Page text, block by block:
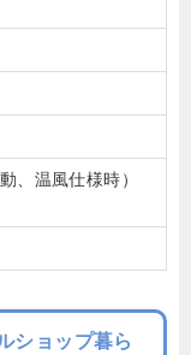
、温風仕様時）
ショップ暮ら